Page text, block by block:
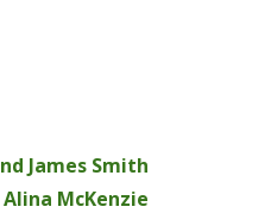
James Smith
Alina McKenzie